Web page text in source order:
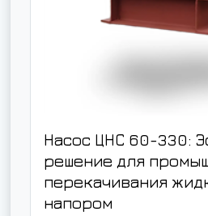
Насос ЦНС 60-330:
решение для
перекачивания
напором